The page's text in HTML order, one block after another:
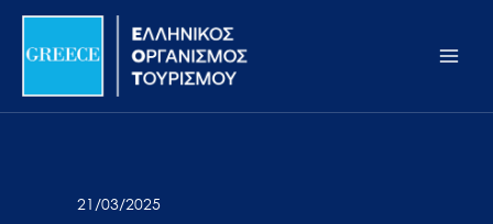
Σημείωση:
ιστότοπος
προσβασιμότητας.
Μετάβαση
περιεχόμενο
21/03/2025